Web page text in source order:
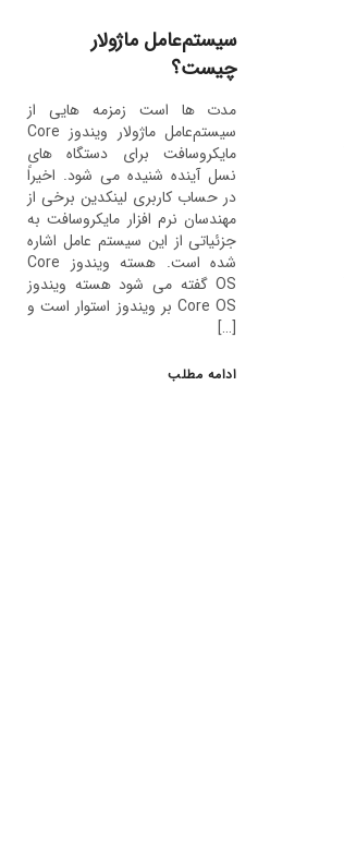
سیستم‌عامل ماژولار
چیست؟
مدت ها است زمزمه هایی از
سیستم‌عامل ماژولار ویندوز Core
مایکروسافت برای دستگاه های
نسل آینده شنیده می شود. اخیراً
در حساب کاربری لینکدین برخی از
مهندسان نرم افزار مایکروسافت به
جزئیاتی از این سیستم عامل اشاره
شده است. هسته ویندوز Core
OS گفته می شود هسته ویندوز
Core OS بر ویندوز استوار است و
[…]
ادامه مطلب